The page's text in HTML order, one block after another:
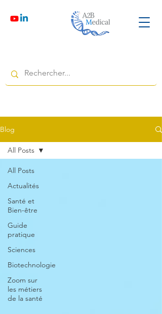
Blog
All Posts
Actualités
Santé et
Bien-être
Guide
pratique
Sciences
Biotechnologie
Zoom sur
les métiers
de la santé
All Posts